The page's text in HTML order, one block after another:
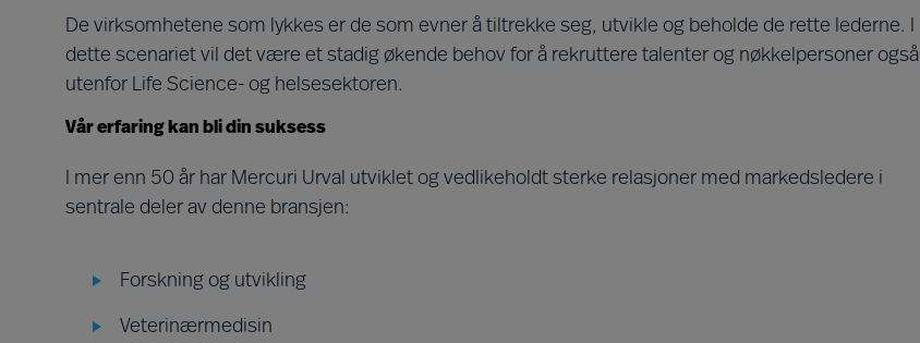
De virksomhetene som lykkes er de som evner å tiltrekke seg, utvikle og beholde de rette lederne. I
dette scenariet vil det være et stadig økende behov for å rekruttere talenter og nøkkelpersoner også
utenfor Life Science- og helsesektoren.
Vår erfaring kan bli din suksess
I mer enn 50 år har Mercuri Urval utviklet og vedlikeholdt sterke relasjoner med markedsledere i
sentrale deler av denne bransjen:
Forskning og utvikling
Veterinærmedisin